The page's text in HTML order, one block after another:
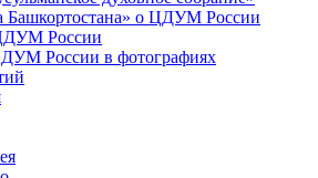
Башкортостана» о ЦДУМ России
России
России в фотографиях